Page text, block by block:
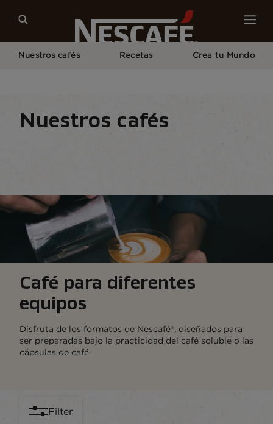
Nuestros cafés Recetas Crea tu Mundo
Nuestros cafés
Café para diferentes
equipos
Disfruta de los formatos de Nescafé®, diseñados para
ser preparadas bajo la practicidad del café soluble o las
cápsulas de café.
Filter